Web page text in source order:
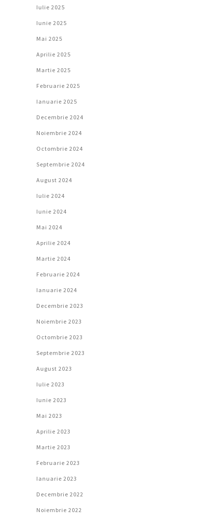
Iulie 2025
Iunie 2025
Mai 2025
Aprilie 2025
Martie 2025
Februarie 2025
Ianuarie 2025
Decembrie 2024
Noiembrie 2024
Octombrie 2024
Septembrie 2024
August 2024
Iulie 2024
Iunie 2024
Mai 2024
Aprilie 2024
Martie 2024
Februarie 2024
Ianuarie 2024
Decembrie 2023
Noiembrie 2023
Octombrie 2023
Septembrie 2023
August 2023
Iulie 2023
Iunie 2023
Mai 2023
Aprilie 2023
Martie 2023
Februarie 2023
Ianuarie 2023
Decembrie 2022
Noiembrie 2022